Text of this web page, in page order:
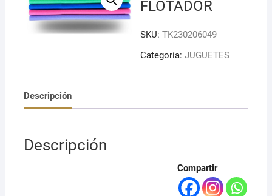
FLOTADOR
SKU:TK230206049
Categoría:JUGUETES
Descripción
Descripción
Compartir